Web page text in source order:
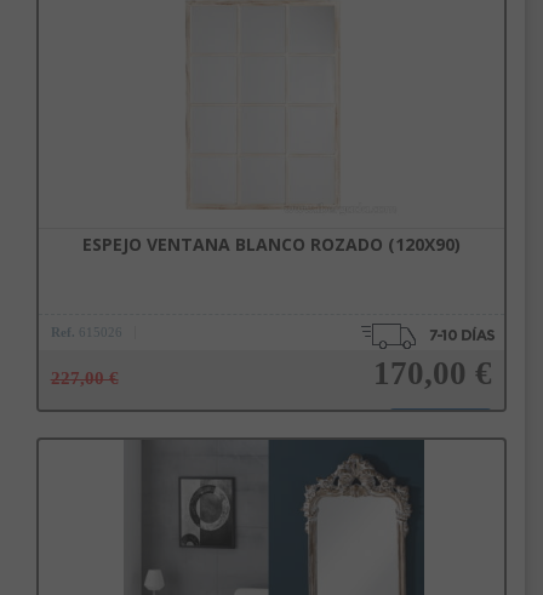
ESPEJO VENTANA BLANCO ROZADO (120X90)
Ref. 615026
227,00 € 170,00 €